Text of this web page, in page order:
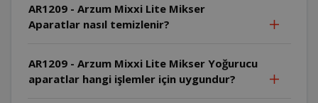
AR1209 - Arzum Mixxi Lite Mikser
Aparatlar nasıl temizlenir?
AR1209 - Arzum Mixxi Lite Mikser Yoğurucu
aparatlar hangi işlemler için uygundur?